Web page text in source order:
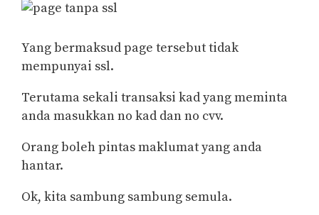
Yang bermaksud page tersebut tidak
mempunyai ssl.
Terutama sekali transaksi kad yang meminta
anda masukkan no kad dan no cvv.
Orang boleh pintas maklumat yang anda
hantar.
Ok, kita sambung sambung semula.